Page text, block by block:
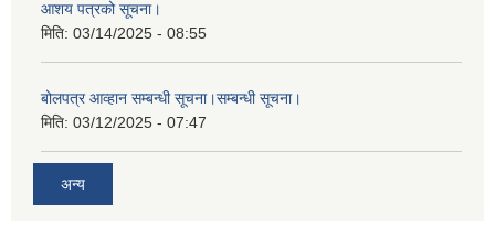
आशय पत्रको सूचना।
मिति: 03/14/2025 - 08:55
बोलपत्र आव्हान सम्बन्धी सूचना।सम्बन्धी सूचना।
मिति: 03/12/2025 - 07:47
अन्य